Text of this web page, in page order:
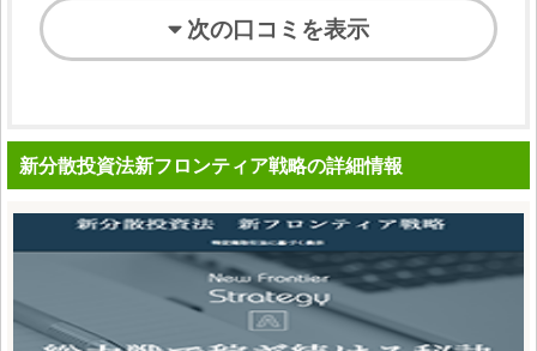
次の口コミを表示
新分散投資法新フロンティア戦略の詳細情報